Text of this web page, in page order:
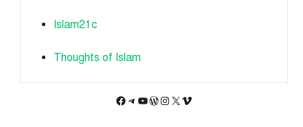
Islam21c
Thoughts of Islam
Facebook
Telegram
YouTube
WordPress
Instagram
X Vimeo